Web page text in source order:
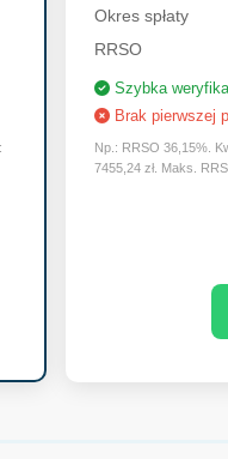
Okres spłaty
RRSO
Szybka
Brak pierwszej
Np.: RRSO 36,15%.
7455,24 zł. Maks.